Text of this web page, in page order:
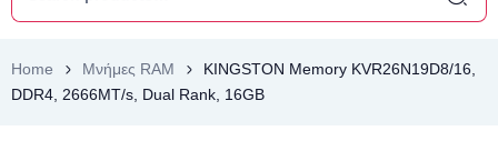
Home Μνήμες RAM
KINGSTON Memory KVR26N19D8/16,
DDR4, 2666MT/s, Dual Rank, 16GB